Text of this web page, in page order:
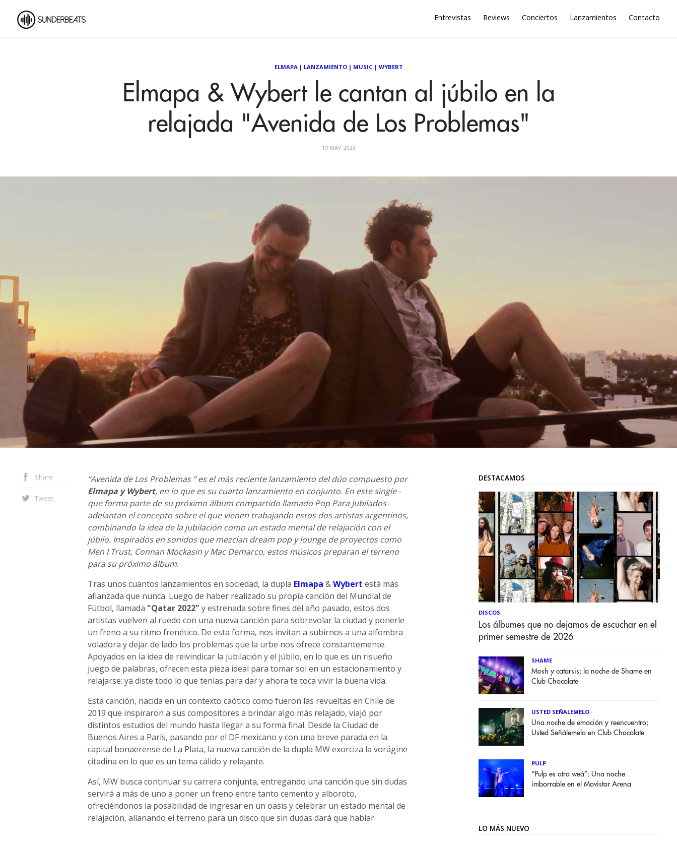
Entrevistas Reviews Conciertos Lanzamientos Contacto
ELMAPA| LANZAMIENTO| MUSIC| WYBERT
Elmapa & Wybert le cantan al júbilo en la
relajada "Avenida de Los Problemas"
19 MAY 2023
Share
Tweet
“Avenida de Los Problemas ” es el más reciente lanzamiento del dúo compuesto por
Elmapa y Wybert, en lo que es su cuarto lanzamiento en conjunto. En este single -
que forma parte de su próximo álbum compartido llamado Pop Para Jubilados-
adelantan el concepto sobre el que vienen trabajando estos dos artistas argentinos,
combinando la idea de la jubilación como un estado mental de relajación con el
júbilo. Inspirados en sonidos que mezclan dream pop y lounge de proyectos como
Men I Trust, Connan Mockasin y Mac Demarco, estos músicos preparan el terreno
para su próximo álbum.
Tras unos cuantos lanzamientos en sociedad, la dupla Elmapa &Wybert está más
afianzada que nunca. Luego de haber realizado su propia canción del Mundial de
Fútbol, llamada "Qatar 2022" y estrenada sobre fines del año pasado, estos dos
artistas vuelven al ruedo con una nueva canción para sobrevolar la ciudad y ponerle
un freno a su ritmo frenético. De esta forma, nos invitan a subirnos a una alfombra
voladora y dejar de lado los problemas que la urbe nos ofrece constantemente.
Apoyados en la idea de reivindicar la jubilación y el júbilo, en lo que es un risueño
juego de palabras, ofrecen esta pieza ideal para tomar sol en un estacionamiento y
relajarse: ya diste todo lo que tenías para dar y ahora te toca vivir la buena vida.
Esta canción, nacida en un contexto caótico como fueron las revueltas en Chile de
2019 que inspiraron a sus compositores a brindar algo más relajado, viajó por
distintos estudios del mundo hasta llegar a su forma final. Desde la Ciudad de
Buenos Aires a París, pasando por el DF mexicano y con una breve parada en la
capital bonaerense de La Plata, la nueva canción de la dupla MW exorciza la vorágine
citadina en lo que es un tema cálido y relajante.
Así, MW busca continuar su carrera conjunta, entregando una canción que sin dudas
servirá a más de uno a poner un freno entre tanto cemento y alboroto,
ofreciéndonos la posabilidad de ingresar en un oasis y celebrar un estado mental de
relajación, allanando el terreno para un disco que sin dudas dará que hablar.
DESTACAMOS
DISCOS
Los álbumes que no dejamos de escuchar en el
primer semestre de 2026
SHAME
Mosh y catarsis; la noche de Shame en
Club Chocolate
USTED SEÑALEMELO
Una noche de emoción y reencuentro;
Usted Señálemelo en Club Chocolate
PULP
“Pulp es otra weá”: Una noche
imborrable en el Movistar Arena
LO MÁS NUEVO